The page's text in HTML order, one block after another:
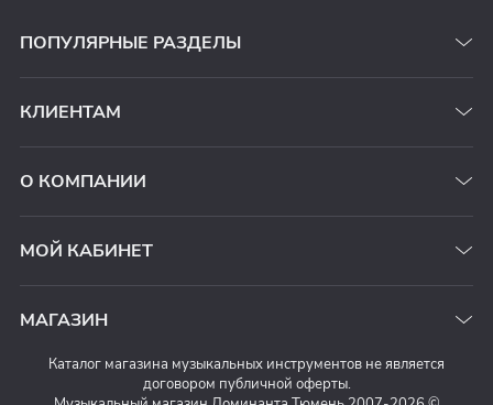
ПОПУЛЯРНЫЕ РАЗДЕЛЫ
КЛИЕНТАМ
О КОМПАНИИ
МОЙ КАБИНЕТ
МАГАЗИН
Каталог магазина музыкальных инструментов не является
договором публичной оферты.